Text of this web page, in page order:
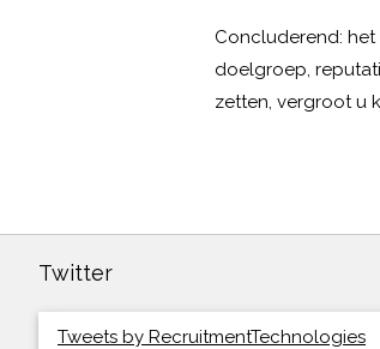
Concluderend:
doelgroep,
zetten, vergroot u
Twitter
Tweets by RecruitmentTechnologies